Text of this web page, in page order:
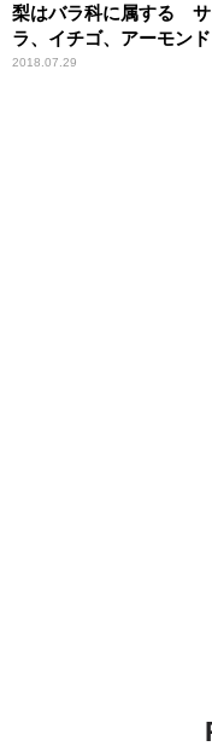
梨はバラ科に属する サ
ラ、イチゴ、アーモン
2018.07.29